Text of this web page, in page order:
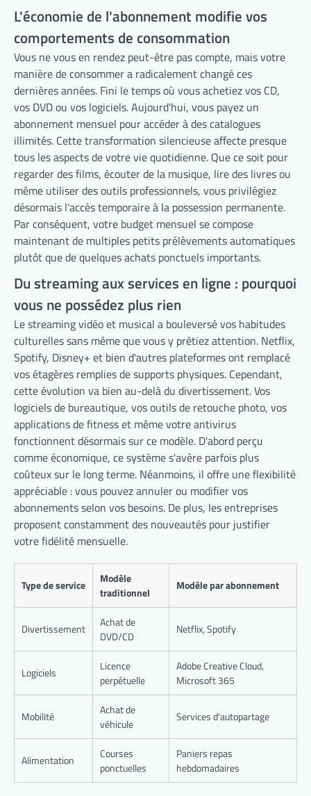
L'économie de l'abonnement modifie vos
comportements de consommation
Vous ne vous en rendez peut-être pas compte, mais votre
manière de consommer a radicalement changé ces
dernières années. Fini le temps où vous achetiez vos CD,
vos DVD ou vos logiciels. Aujourd'hui, vous payez un
abonnement mensuel pour accéder à des catalogues
illimités. Cette transformation silencieuse affecte presque
tous les aspects de votre vie quotidienne. Que ce soit pour
regarder des films, écouter de la musique, lire des livres ou
même utiliser des outils professionnels, vous privilégiez
désormais l'accès temporaire à la possession permanente.
Par conséquent, votre budget mensuel se compose
maintenant de multiples petits prélèvements automatiques
plutôt que de quelques achats ponctuels importants.
Du streaming aux services en ligne : pourquoi
vous ne possédez plus rien
Le streaming vidéo et musical a bouleversé vos habitudes
culturelles sans même que vous y prêtiez attention. Netflix,
Spotify, Disney+ et bien d'autres plateformes ont remplacé
vos étagères remplies de supports physiques. Cependant,
cette évolution va bien au-delà du divertissement. Vos
logiciels de bureautique, vos outils de retouche photo, vos
applications de fitness et même votre antivirus
fonctionnent désormais sur ce modèle. D'abord perçu
comme économique, ce système s'avère parfois plus
coûteux sur le long terme. Néanmoins, il offre une flexibilité
appréciable : vous pouvez annuler ou modifier vos
abonnements selon vos besoins. De plus, les entreprises
proposent constamment des nouveautés pour justifier
votre fidélité mensuelle.
Type de service
Modèle
traditionnel
Modèle par abonnement
Divertissement
Achat de
DVD/CD
Netflix, Spotify
Logiciels
Licence
perpétuelle
Adobe Creative Cloud,
Microsoft 365
Mobilité
Achat de
véhicule
Services d'autopartage
Alimentation
Courses
ponctuelles
Paniers repas
hebdomadaires